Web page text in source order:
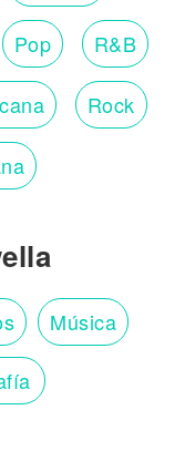
Pop R&B
Rock
Música